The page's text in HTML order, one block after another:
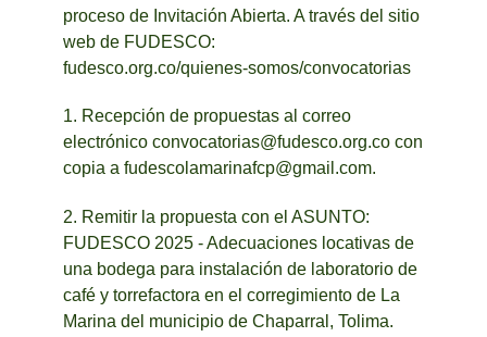
proceso de Invitación Abierta. A través del sitio
web de FUDESCO:
fudesco.org.co/quienes-somos/convocatorias
1. Recepción de propuestas al correo
electrónico convocatorias@fudesco.org.co con
copia a fudescolamarinafcp@gmail.com.
2. Remitir la propuesta con el ASUNTO:
FUDESCO 2025 - Adecuaciones locativas de
una bodega para instalación de laboratorio de
café y torrefactora en el corregimiento de La
Marina del municipio de Chaparral, Tolima.